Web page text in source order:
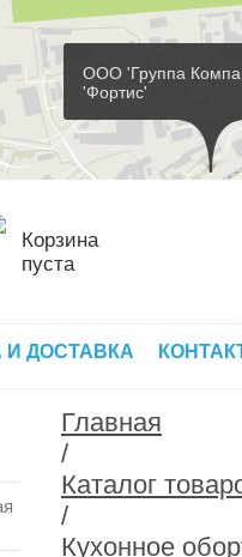
ООО 'Группа
'Фортис'
Корзина
пуста
И ДОСТАВКА
Главная
/
Каталог
/
Кухонное